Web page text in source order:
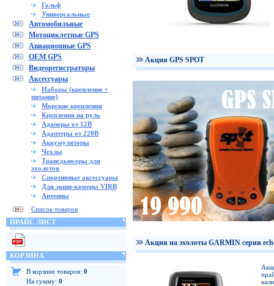
Гольф
Универсальные
Автомобильные
Мотоциклетные GPS
Авиационные GPS
OEM GPS
Видеорегистраторы
Аксессуары
Наборы (крепление +
питание)
Морские крепления
Крепления на руль
Адаперы от 12В
Адаптеры от 220В
Аккумуляторы
Чехлы
Трансдьюсеры для
эхолотов
Спортивные аксессуары
Для экшн-камеры VIRB
Антенны
Список товаров
ПРАЙС ЛИСТ
КОРЗИНА
В корзине товаров: 0
На сумму: 0
Акция GPS SPOT
Акция на эхолоты GARMIN серии